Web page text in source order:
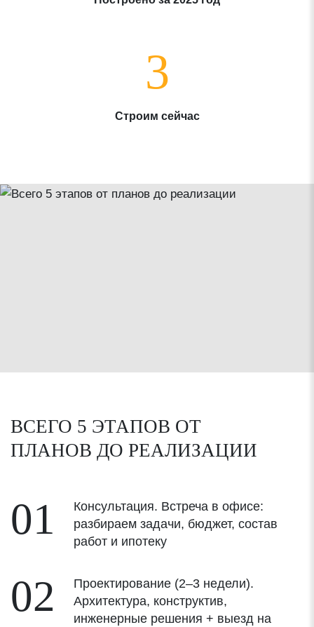
3
Строим сейчас
ВСЕГО 5 ЭТАПОВ ОТ
ПЛАНОВ ДО РЕАЛИЗАЦИИ
01
Консультация. Встреча в офисе:
разбираем задачи, бюджет, состав
работ и ипотеку
02
Проектирование (2–3 недели).
Архитектура, конструктив,
инженерные решения + выезд на